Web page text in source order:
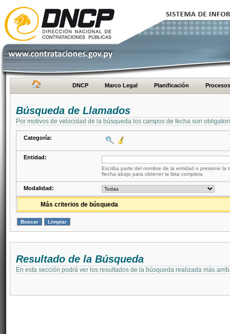
DNCP Marco Legal Planificación Procesos
Búsqueda de Llamados
Por motivos de velocidad de la búsqueda los campos de fecha son
Categoría:
Entidad:
Escriba parte del nombre de la entidad o presione la
flecha abajo para obtener la lista completa
Modalidad:
Más criterios de búsqueda
Resultado de la Búsqueda
En esta sección podrá ver los resultados de la búsqueda realizada más